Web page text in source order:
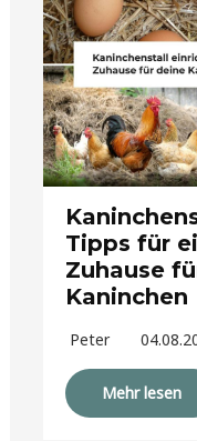
Tipps für
Zuhause
Kaninchen
Peter
Mehr lesen